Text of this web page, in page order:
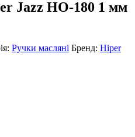
Jazz HO-180 1 мм
Ручки масляні Бренд: Hiper